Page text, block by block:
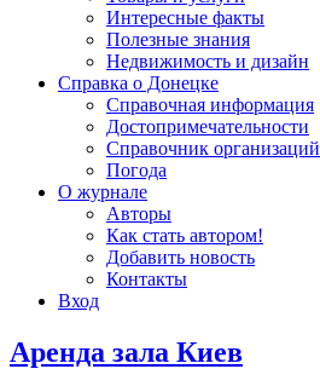
Интересные факты
Полезные знания
Недвижимость и дизайн
Справка о Донецке
Справочная информация
Достопримечательности
Справочник организаций
Погода
О журнале
Авторы
Как стать автором!
Добавить новость
Контакты
Вход
Аренда зала Киев